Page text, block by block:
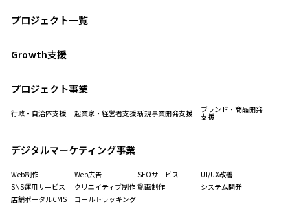
プロジェクト一覧
Growth支援
プロジェクト事業
行政・自治体支援 起業家・経営者支援新規事業開発支援 ブランド・商品開発
支援
デジタルマーケティング事業
Web制作 Web広告 SEOサービス
UI/UX改善
SNS運用サービス
クリエイティブ制作 動画制作
システム開発
店舗ポータルCMS
コールトラッキング